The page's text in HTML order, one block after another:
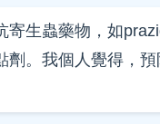
生蟲藥物，如
。我個人覺得，